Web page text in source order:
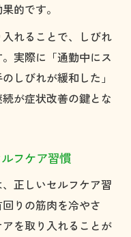
的です。
れることで、しびれ
実際に「通勤中にス
しびれが緩和した」
が症状改善の鍵とな
フケア習慣
正しいセルフケア習
りの筋肉を冷やさ
を取り入れることが